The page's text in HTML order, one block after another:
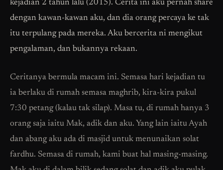
kejadian 2 tahun lalu (2015). Cerita ini aku pernah share
dengan kawan-kawan aku, dan dia orang percaya ke tak
itu terpulang pada mereka. Aku bercerita ni mengikut
pengalaman, dan bukannya rekaan.
Ceritanya bermula macam ini. Semasa hari kejadian tu
ia berlaku di rumah semasa maghrib, kira-kira pukul
7:30 petang (kalau tak silap). Masa tu, di rumah hanya 3
orang saja iaitu Mak, adik dan aku. Yang lain iaitu Ayah
dan abang aku ada di masjid untuk menunaikan solat
fardhu. Semasa di rumah, kami buat hal masing-masing.